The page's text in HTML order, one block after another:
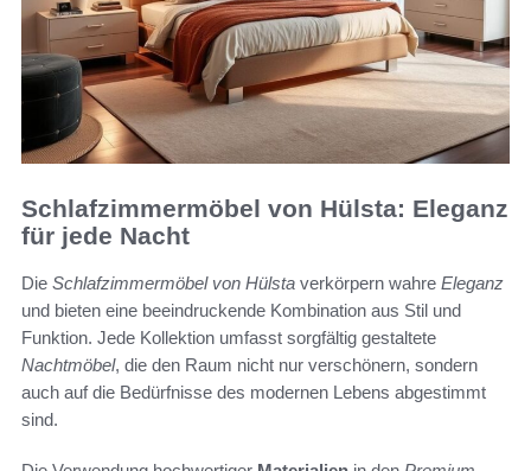
Schlafzimmermöbel von Hülsta: Eleganz
für jede Nacht
Die Schlafzimmermöbel von Hülsta verkörpern wahre Eleganz
und bieten eine beeindruckende Kombination aus Stil und
Funktion. Jede Kollektion umfasst sorgfältig gestaltete
Nachtmöbel, die den Raum nicht nur verschönern, sondern
auch auf die Bedürfnisse des modernen Lebens abgestimmt
sind.